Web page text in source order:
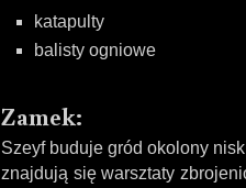
katapulty
balisty ogniowe
Zamek:
Szeyf buduje gród okolony
znajdują się warsztaty